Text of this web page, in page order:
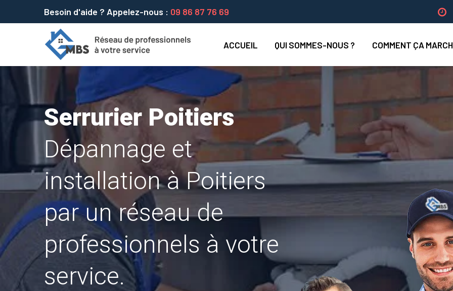
Besoin d'aide ? Appelez-nous : 09 86 87 76 69
ACCUEIL QUI SOMMES-NOUS ? COMMENT ÇA
Serrurier Poitiers
Dépannage et
installation à Poitiers
par un réseau de
professionnels à votre
service.